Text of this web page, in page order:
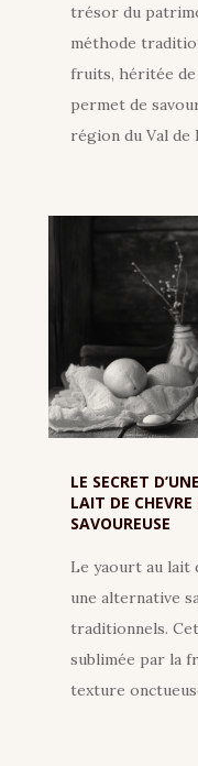
trésor du
méthode
fruits, héritée de
permet de
région du Val de
LE SECRET
LAIT DE
SAVOUREUSE
Le yaourt au lait
une alternative
traditionnels.
sublimée par la
texture